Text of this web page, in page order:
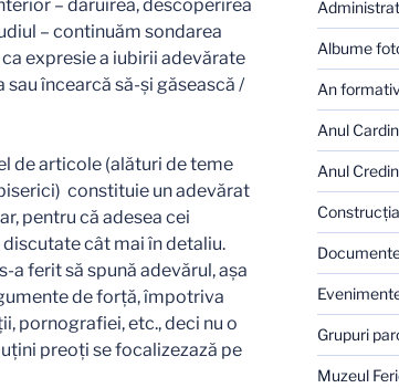
– dăruirea, descoperirea
– continuăm sondarea
expresie a iubirii adevărate
încearcă să-şi găsească /
de articole (alături de teme
constituie un adevărat
pentru că adesea cei
cât mai în detaliu.
a ferit să spună adevărul, aşa
de forţă, împotriva
pornografiei, etc., deci nu o
preoţi se focalizezază pe
Albume
An
Anul
Anul
Grupuri
Muzeul